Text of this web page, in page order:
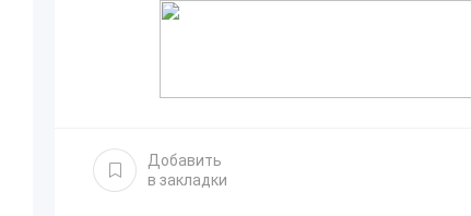
Добавить
в закладки